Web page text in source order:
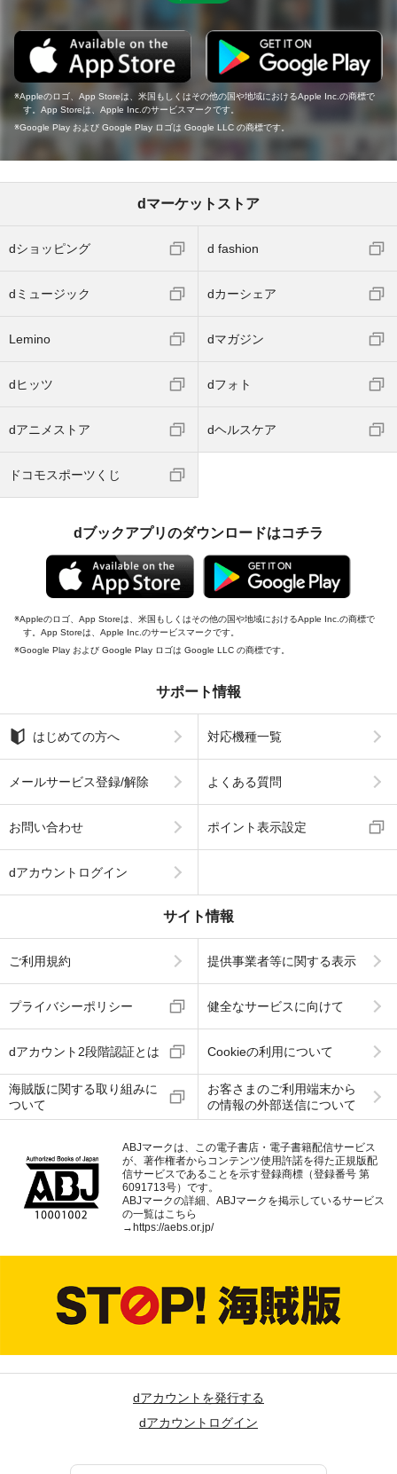
Appleのロゴ、App Storeは、米国もしくはその他の国や地域におけるApple Inc.の商標で
す。App Storeは、Apple Inc.のサービスマークです。
Google Play および Google Play ロゴは Google LLC の商標です。
dマーケットストア
dショッピング d fashion
dミュージック dカーシェア
Lemino dマガジン
dヒッツ dフォト
dアニメストア dヘルスケア
ドコモスポーツくじ
dブックアプリのダウンロードはコチラ
Appleのロゴ、App Storeは、米国もしくはその他の国や地域におけるApple Inc.の商標で
す。App Storeは、Apple Inc.のサービスマークです。
Google Play および Google Play ロゴは Google LLC の商標です。
サポート情報
はじめての方へ 対応機種一覧
メールサービス登録/解除 よくある質問
お問い合わせ ポイント表示設定
dアカウントログイン
サイト情報
ご利用規約 提供事業者等に関する表示
プライバシーポリシー 健全なサービスに向けて
dアカウント2段階認証とは Cookieの利用について
海賊版に関する取り組みに
ついて
お客さまのご利用端末から
の情報の外部送信について
ABJマークは、この電子書店・電子書籍配信サービス
が、著作権者からコンテンツ使用許諾を得た正規版配
信サービスであることを示す登録商標（登録番号 第
6091713号）です。
ABJマークの詳細、ABJマークを掲示しているサービス
の一覧はこちら
→https://aebs.or.jp/
dアカウントを発行する
dアカウントログイン